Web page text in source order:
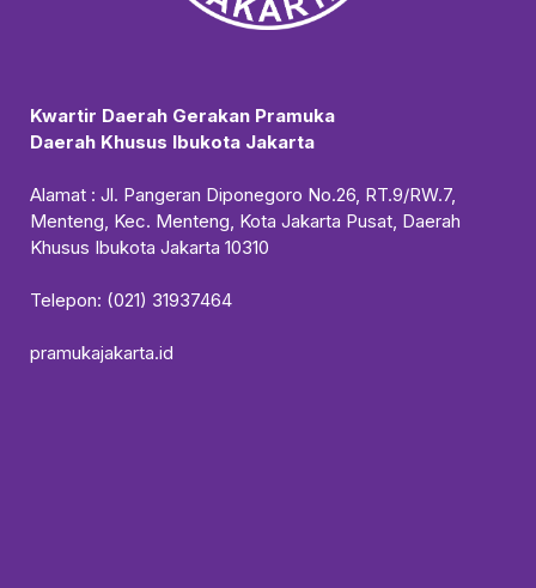
Kwartir Daerah Gerakan Pramuka
Daerah Khusus Ibukota Jakarta
Alamat : Jl. Pangeran Diponegoro No.26, RT.9/RW.7,
Menteng, Kec. Menteng, Kota Jakarta Pusat, Daerah
Khusus Ibukota Jakarta 10310
Telepon: (021) 31937464
pramukajakarta.id